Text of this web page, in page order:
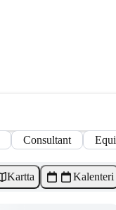
Consultant
Kartta Kalenteri